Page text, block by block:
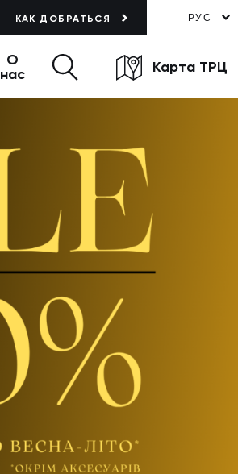
КАК ДОБРАТЬСЯ РУС
О
нас
Карта ТРЦ